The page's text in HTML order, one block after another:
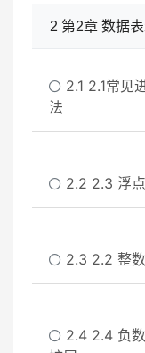
2 第2章 数据
2.1 2.1常见
法
2.2 2.3 浮
2.3 2.2 整
2.4 2.4 负